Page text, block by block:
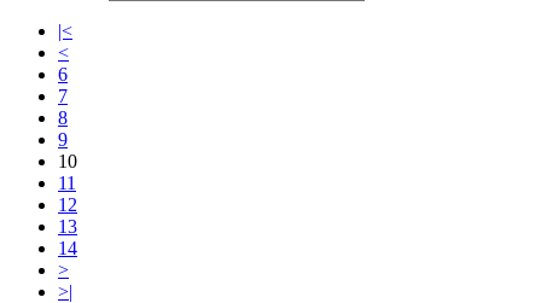
|<
<
6
7
8
9
10
11
12
13
14
>
>|